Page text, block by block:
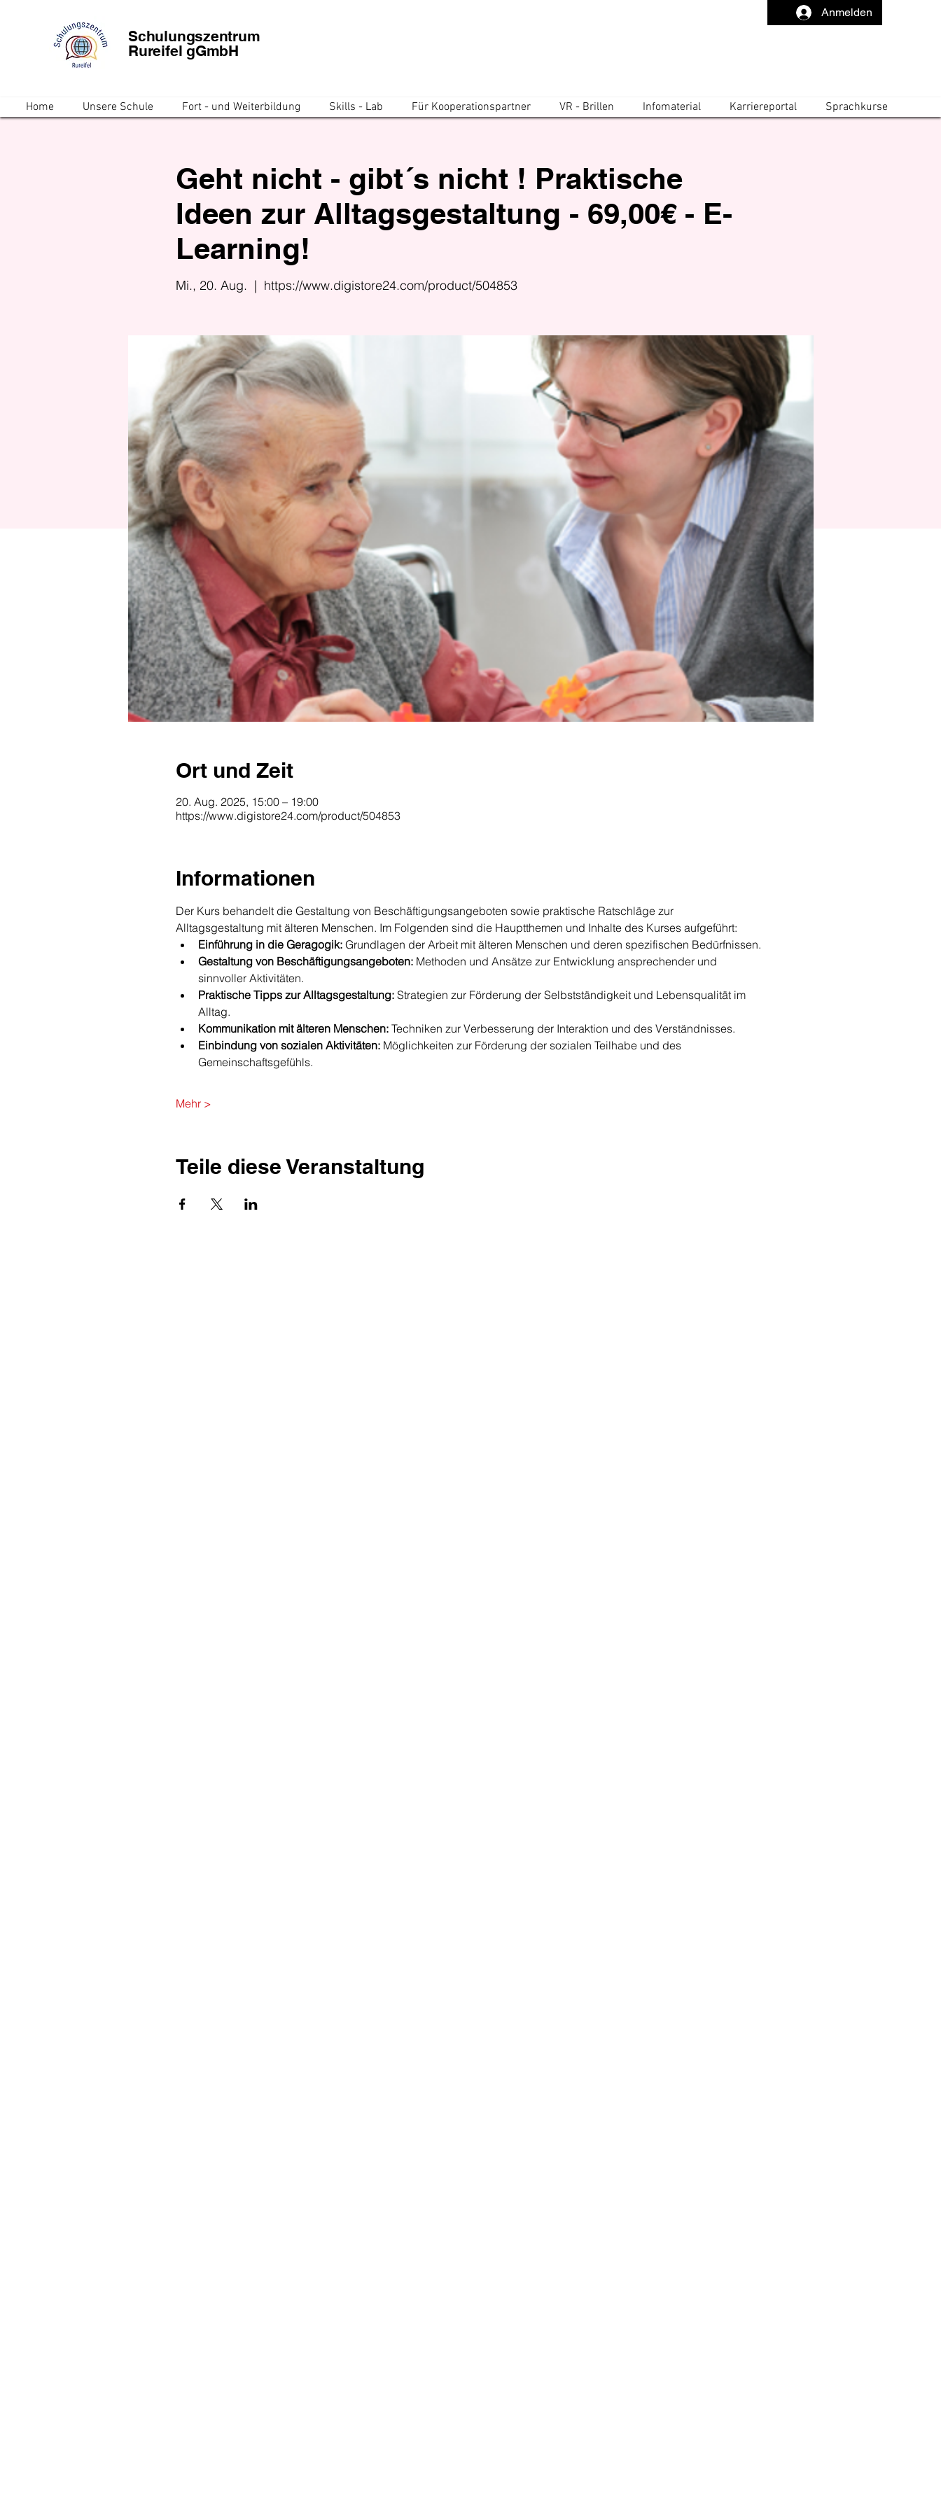
Anmelden
Schulungszentrum
Rureifel gGmbH
Home Unsere Schule Fort - und Weiterbildung Skills - Lab Für Kooperationspartner VR - Brillen Infomaterial Karriereportal Sprachkurse
Geht nicht - gibt´s nicht ! Praktische
Ideen zur Alltagsgestaltung - 69,00€ - E-
Learning!
Mi., 20. Aug.
  |
https://www.digistore24.com/product/504853
Ort und Zeit
20. Aug. 2025, 15:00 – 19:00
https://www.digistore24.com/product/504853
Informationen
Der Kurs behandelt die Gestaltung von Beschäftigungsangeboten sowie praktische Ratschläge zur
Alltagsgestaltung mit älteren Menschen. Im Folgenden sind die Hauptthemen und Inhalte des Kurses aufgeführt:
Einführung in die Geragogik: Grundlagen der Arbeit mit älteren Menschen und deren spezifischen Bedürfnissen.
Gestaltung von Beschäftigungsangeboten: Methoden und Ansätze zur Entwicklung ansprechender und
sinnvoller Aktivitäten.
Praktische Tipps zur Alltagsgestaltung: Strategien zur Förderung der Selbstständigkeit und Lebensqualität im
Alltag.
Kommunikation mit älteren Menschen: Techniken zur Verbesserung der Interaktion und des Verständnisses.
Einbindung von sozialen Aktivitäten: Möglichkeiten zur Förderung der sozialen Teilhabe und des
Gemeinschaftsgefühls.
Mehr >
Teile diese Veranstaltung